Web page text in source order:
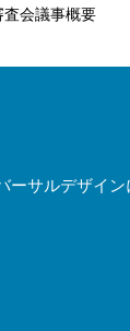
査会議事概要
ーサルデザイン